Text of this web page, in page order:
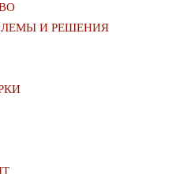
И РЕШЕНИЯ